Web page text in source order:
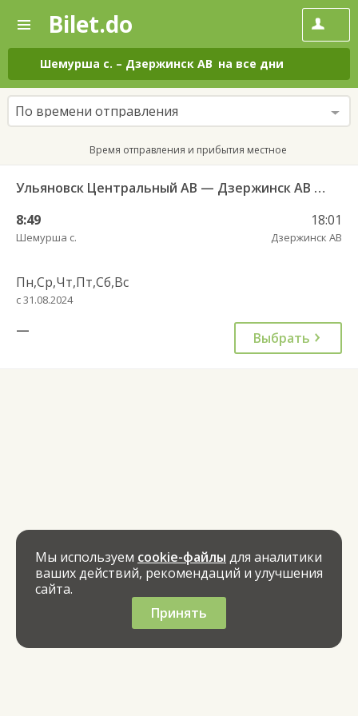
—
Поиск
и
покупка
билетов
на
автобус
онлайн
Bilet.do
Шемурша с. – Дзержинск АВ на все дни
По времени отправления
Время отправления и прибытия местное
Ульяновск Центральный АВ — Дзержинск АВ 626
8:49
Шемурша с.
18:01
Дзержинск АВ
Пн,Ср,Чт,Пт,Сб,Вс
с 31.08.2024
— Выбрать
Мы используем cookie-файлы для аналитики
ваших действий, рекомендаций и улучшения
сайта.
Принять